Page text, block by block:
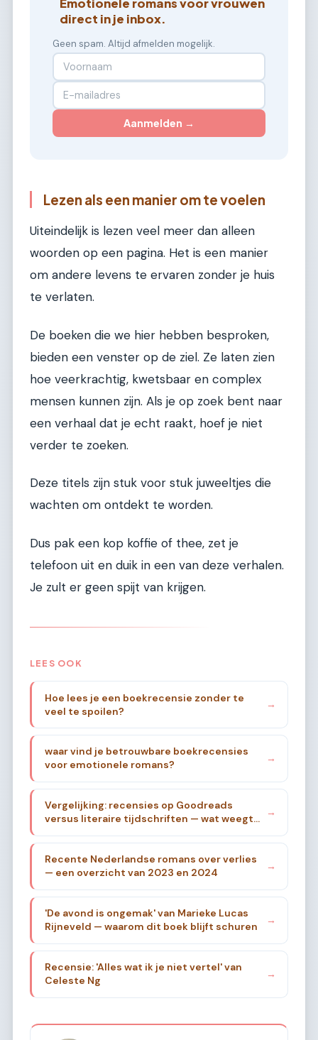
direct in je inbox.
Geen spam. Altijd afmelden mogelijk.
Aanmelden →
Lezen als een manier om te voelen
Uiteindelijk is lezen veel meer dan alleen
woorden op een pagina. Het is een manier
om andere levens te ervaren zonder je huis
te verlaten.
De boeken die we hier hebben besproken,
bieden een venster op de ziel. Ze laten zien
hoe veerkrachtig, kwetsbaar en complex
mensen kunnen zijn. Als je op zoek bent naar
een verhaal dat je echt raakt, hoef je niet
verder te zoeken.
Deze titels zijn stuk voor stuk juweeltjes die
wachten om ontdekt te worden.
Dus pak een kop koffie of thee, zet je
telefoon uit en duik in een van deze verhalen.
Je zult er geen spijt van krijgen.
LEES OOK
Hoe lees je een boekrecensie zonder te
veel te spoilen?
→
waar vind je betrouwbare boekrecensies
voor emotionele romans?
→
Vergelijking: recensies op Goodreads
versus literaire tijdschriften — wat weegt
→
Recente Nederlandse romans over verlies
— een overzicht van 2023 en 2024
→
'De avond is ongemak' van Marieke Lucas
Rijneveld — waarom dit boek blijft schuren
→
Recensie: 'Alles wat ik je niet vertel' van
Celeste Ng
→